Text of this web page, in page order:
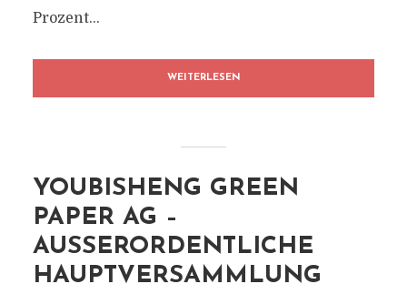
Prozent...
WEITERLESEN
YOUBISHENG GREEN
PAPER AG –
AUSSERORDENTLICHE H
AUPTVERSAMMLUNG